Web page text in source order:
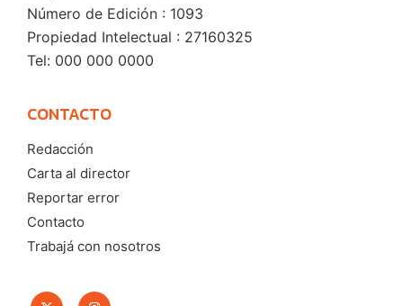
Número de Edición : 1093
Propiedad Intelectual : 27160325
Tel: 000 000 0000
CONTACTO
Redacción
Carta al director
Reportar error
Contacto
Trabajá con nosotros